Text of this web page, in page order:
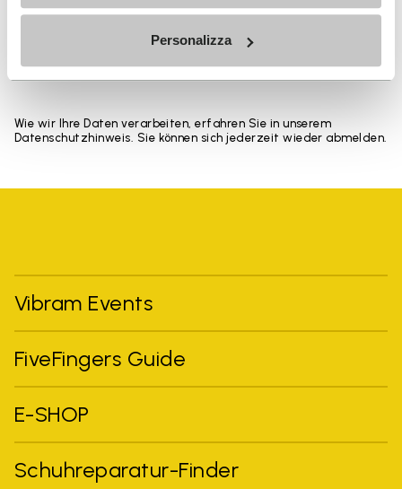
Personalizza
gelesen und stimme der Verarbeitung meiner
personenbezogenen Daten zu, um personalisierte
Wie wir Ihre Daten verarbeiten, erfahren Sie in unserem
Datenschutzhinweis. Sie können sich jederzeit wieder abmelden.
Vibram Events
FiveFingers Guide
E-SHOP
Schuhreparatur-Finder